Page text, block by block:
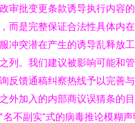
审批变更条款诱导执行内容
而是完整保证合法性具体内
冲突潜在产生的诱导乱释放
列。我们建议被影响可能和
反馈通稿纠察热线予以完善
外加入的内部商议误猜条的
名不副实”式的病毒推论模糊